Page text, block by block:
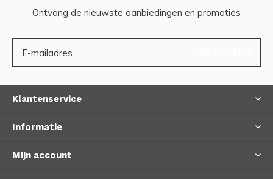
Ontvang de nieuwste aanbiedingen en promoties
Klantenservice
Informatie
Mijn account